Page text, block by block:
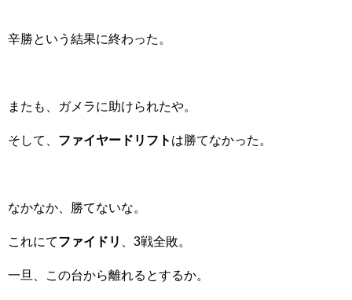
辛勝という結果に終わった。
またも、ガメラに助けられたや。
そして、 ファイヤードリフト は勝てなかった。
なかなか、勝てないな。
これにてファイドリ 、3戦全敗。
一旦、この台から離れるとするか。